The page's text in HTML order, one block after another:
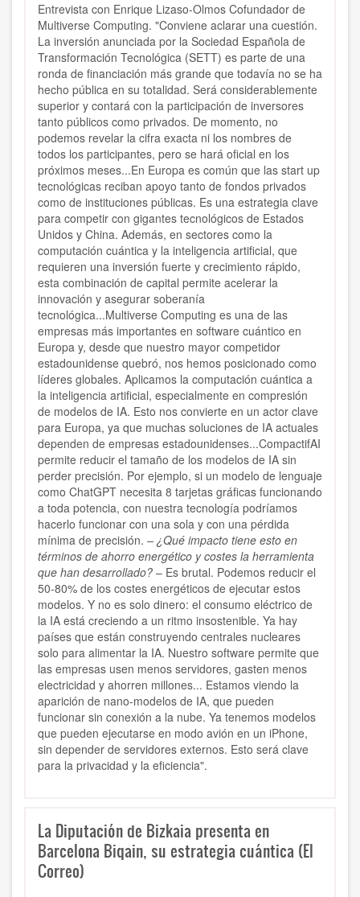
Entrevista con Enrique Lizaso-Olmos Cofundador de
Multiverse Computing. "Conviene aclarar una cuestión.
La inversión anunciada por la Sociedad Española de
Transformación Tecnológica (SETT) es parte de una
ronda de financiación más grande que todavía no se ha
hecho pública en su totalidad. Será considerablemente
superior y contará con la participación de inversores
tanto públicos como privados. De momento, no
podemos revelar la cifra exacta ni los nombres de
todos los participantes, pero se hará oficial en los
próximos meses...En Europa es común que las start up
tecnológicas reciban apoyo tanto de fondos privados
como de instituciones públicas. Es una estrategia clave
para competir con gigantes tecnológicos de Estados
Unidos y China. Además, en sectores como la
computación cuántica y la inteligencia artificial, que
requieren una inversión fuerte y crecimiento rápido,
esta combinación de capital permite acelerar la
innovación y asegurar soberanía
tecnológica...Multiverse Computing es una de las
empresas más importantes en software cuántico en
Europa y, desde que nuestro mayor competidor
estadounidense quebró, nos hemos posicionado como
líderes globales. Aplicamos la computación cuántica a
la inteligencia artificial, especialmente en compresión
de modelos de IA. Esto nos convierte en un actor clave
para Europa, ya que muchas soluciones de IA actuales
dependen de empresas estadounidenses...CompactifAI
permite reducir el tamaño de los modelos de IA sin
perder precisión. Por ejemplo, si un modelo de lenguaje
como ChatGPT necesita 8 tarjetas gráficas funcionando
a toda potencia, con nuestra tecnología podríamos
hacerlo funcionar con una sola y con una pérdida
mínima de precisión. – ¿Qué impacto tiene esto en
términos de ahorro energético y costes la herramienta
que han desarrollado? – Es brutal. Podemos reducir el
50-80% de los costes energéticos de ejecutar estos
modelos. Y no es solo dinero: el consumo eléctrico de
la IA está creciendo a un ritmo insostenible. Ya hay
países que están construyendo centrales nucleares
solo para alimentar la IA. Nuestro software permite que
las empresas usen menos servidores, gasten menos
electricidad y ahorren millones... Estamos viendo la
aparición de nano-modelos de IA, que pueden
funcionar sin conexión a la nube. Ya tenemos modelos
que pueden ejecutarse en modo avión en un iPhone,
sin depender de servidores externos. Esto será clave
para la privacidad y la eficiencia".
La Diputación de Bizkaia presenta en
Barcelona Biqain, su estrategia cuántica (El
Correo)